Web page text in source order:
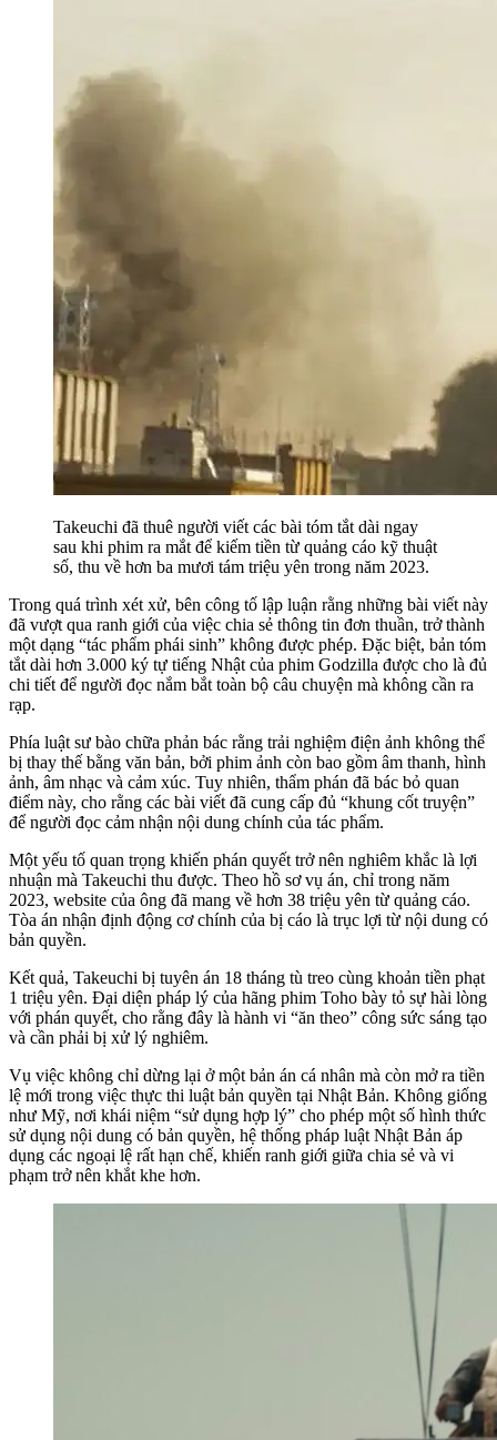
Takeuchi đã thuê người viết các bài tóm tắt dài ngay
sau khi phim ra mắt để kiếm tiền từ quảng cáo kỹ thuật
số, thu về hơn ba mươi tám triệu yên trong năm 2023.
Trong quá trình xét xử, bên công tố lập luận rằng những bài viết này
đã vượt qua ranh giới của việc chia sẻ thông tin đơn thuần, trở thành
một dạng “tác phẩm phái sinh” không được phép. Đặc biệt, bản tóm
tắt dài hơn 3.000 ký tự tiếng Nhật của phim Godzilla được cho là đủ
chi tiết để người đọc nắm bắt toàn bộ câu chuyện mà không cần ra
rạp.
Phía luật sư bào chữa phản bác rằng trải nghiệm điện ảnh không thể
bị thay thế bằng văn bản, bởi phim ảnh còn bao gồm âm thanh, hình
ảnh, âm nhạc và cảm xúc. Tuy nhiên, thẩm phán đã bác bỏ quan
điểm này, cho rằng các bài viết đã cung cấp đủ “khung cốt truyện”
để người đọc cảm nhận nội dung chính của tác phẩm.
Một yếu tố quan trọng khiến phán quyết trở nên nghiêm khắc là lợi
nhuận mà Takeuchi thu được. Theo hồ sơ vụ án, chỉ trong năm
2023, website của ông đã mang về hơn 38 triệu yên từ quảng cáo.
Tòa án nhận định động cơ chính của bị cáo là trục lợi từ nội dung có
bản quyền.
Kết quả, Takeuchi bị tuyên án 18 tháng tù treo cùng khoản tiền phạt
1 triệu yên. Đại diện pháp lý của hãng phim Toho bày tỏ sự hài lòng
với phán quyết, cho rằng đây là hành vi “ăn theo” công sức sáng tạo
và cần phải bị xử lý nghiêm.
Vụ việc không chỉ dừng lại ở một bản án cá nhân mà còn mở ra tiền
lệ mới trong việc thực thi luật bản quyền tại Nhật Bản. Không giống
như Mỹ, nơi khái niệm “sử dụng hợp lý” cho phép một số hình thức
sử dụng nội dung có bản quyền, hệ thống pháp luật Nhật Bản áp
dụng các ngoại lệ rất hạn chế, khiến ranh giới giữa chia sẻ và vi
phạm trở nên khắt khe hơn.